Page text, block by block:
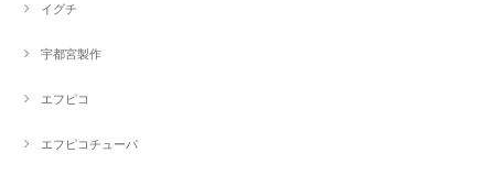
イグチ
宇都宮製作
エフピコ
エフピコチューパ